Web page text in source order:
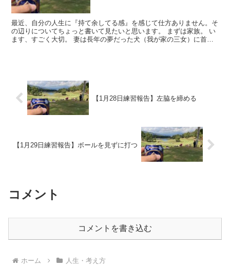
最近、自分の人生に『持て余してる感』を感じて仕方ありません。そ
の辺りについてちょっと書いて見たいと思います。 まずは家族。 い
ます、すごく大切。 妻は長年の夢だった犬（我が家の三女）に首っ
【1月28日練習報告】左脇を締める
【1月29日練習報告】ボールを見ずに打つ
コメント
コメントを書き込む
ホーム 人生・考え方